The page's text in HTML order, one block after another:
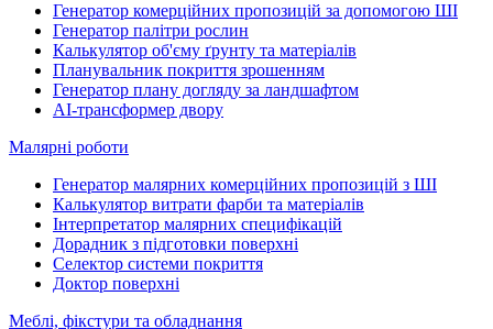
Генератор комерційних пропозицій за допомогою ШІ
Генератор палітри рослин
Калькулятор об'єму ґрунту та матеріалів
Планувальник покриття зрошенням
Генератор плану догляду за ландшафтом
AI-трансформер двору
Малярні роботи
Генератор малярних комерційних пропозицій з ШІ
Калькулятор витрати фарби та матеріалів
Інтерпретатор малярних специфікацій
Дорадник з підготовки поверхні
Селектор системи покриття
Доктор поверхні
Меблі, фікстури та обладнання